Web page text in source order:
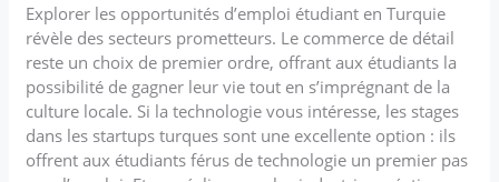
Explorer les opportunités d’emploi étudiant en Turquie
révèle des secteurs prometteurs. Le commerce de détail
reste un choix de premier ordre, offrant aux étudiants la
possibilité de gagner leur vie tout en s’imprégnant de la
culture locale. Si la technologie vous intéresse, les stages
dans les startups turques sont une excellente option : ils
offrent aux étudiants férus de technologie un premier pas